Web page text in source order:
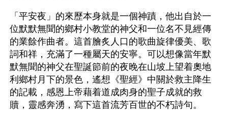
「平安夜」的來歷本身就是一個神蹟，他出自於一
位默默無聞的鄉村小教堂的神父和一位名不見經傳
的業餘作曲者。這首膾炙人口的歌曲旋律優美、歌
詞和祥，充滿了一種屬天的安寧。可以想像當年默
默無聞的神父在聖誕節前的夜晚在山坡上望着奧地
利鄉村月下的景色，遙想《聖經》中關於救主降生
的記載，感恩上帝藉着道成肉身的聖子成就的救
贖，靈感奔湧，寫下這首流芳百世的不朽詩句。